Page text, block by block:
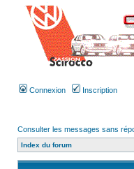
Connexion Inscription
Consulter les messages sans
Index du forum